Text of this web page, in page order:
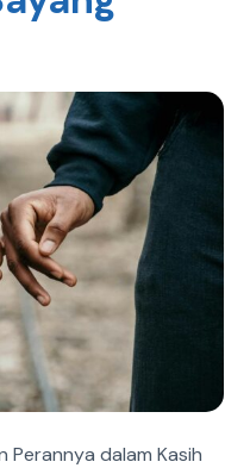
Perannya dalam Kasih